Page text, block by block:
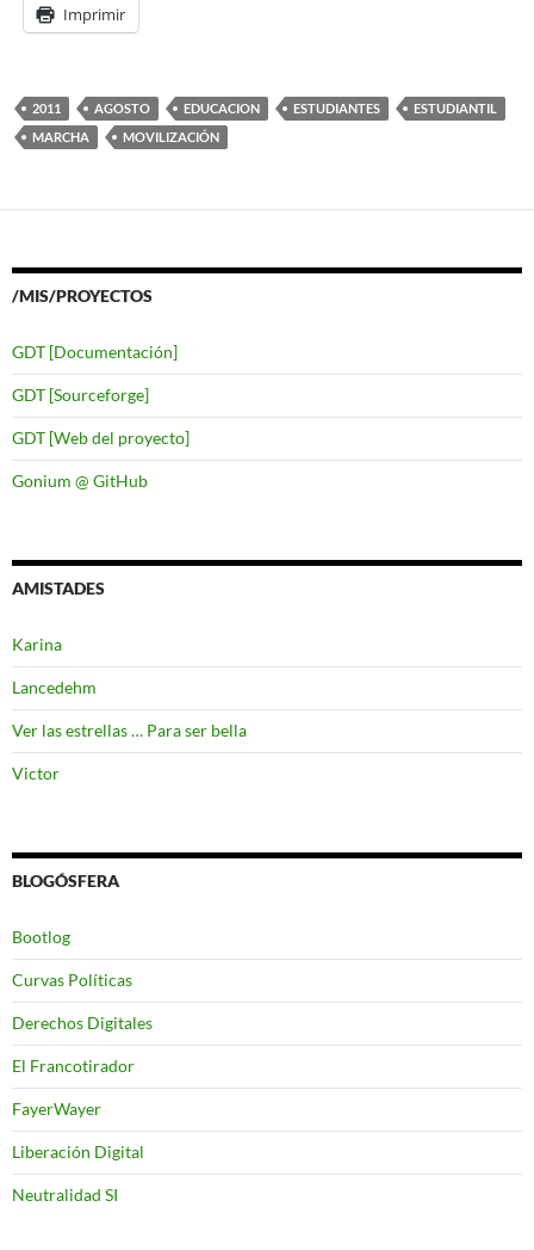
Imprimir
2011 AGOSTO EDUCACION ESTUDIANTES
ESTUDIANTIL
MARCHA
MOVILIZACIÓN
/MIS/PROYECTOS
GDT [Documentación]
GDT [Sourceforge]
GDT [Web del proyecto]
Gonium @ GitHub
AMISTADES
Karina
Lancedehm
Ver las estrellas … Para ser bella
Victor
BLOGÓSFERA
Bootlog
Curvas Políticas
Derechos Digitales
El Francotirador
FayerWayer
Liberación Digital
Neutralidad SI